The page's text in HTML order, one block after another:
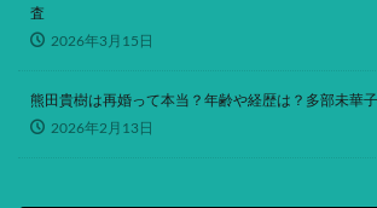
査
2026年3月15日
熊田貴樹は再婚って本当？年齢や経歴は？多部未華
2026年2月13日